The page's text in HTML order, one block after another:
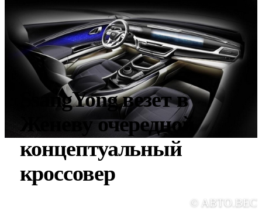
SsangYong везет в
Женеву очередной
концептуальный
кроссовер
©